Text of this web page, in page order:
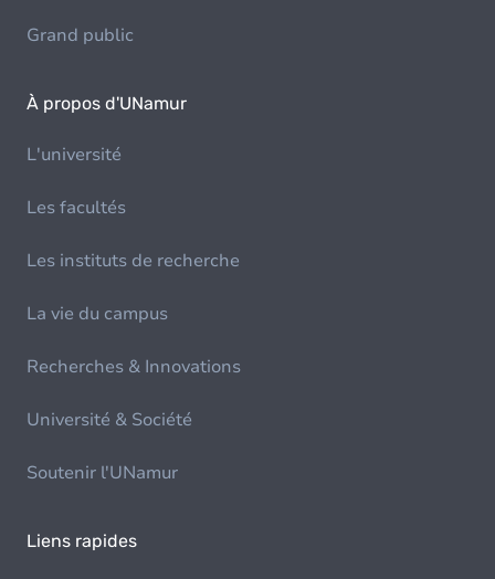
Grand public
À propos d'UNamur
L'université
Les facultés
Les instituts de recherche
La vie du campus
Recherches & Innovations
Université & Société
Soutenir l'UNamur
Liens rapides